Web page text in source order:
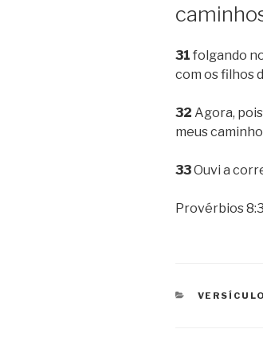
31 folgando
com os filhos
32 Agora,
meus
33Ouvi a
Provérbios